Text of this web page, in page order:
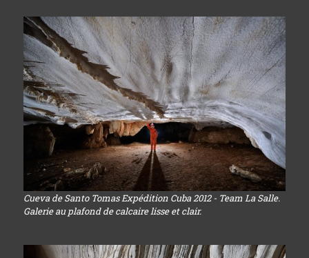
Cueva de Santo Tomas Expédition Cuba 2012 - Team La Salle.
Galerie au plafond de calcaire lisse et clair.